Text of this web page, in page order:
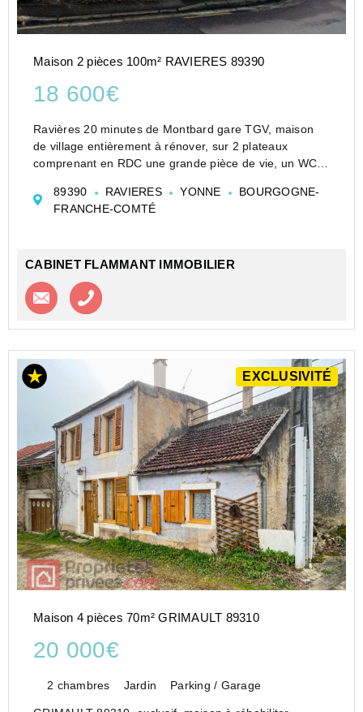
Maison 2 pièces 100m² RAVIERES 89390
18 600€
Ravières 20 minutes de Montbard gare TGV, maison
de village entièrement à rénover, sur 2 plateaux
comprenant en RDC une grande pièce de vie, un WC.
dessus.
une cave voutée pierre, un garage.
89390 RAVIERES YONNE
BOURGOGNE-
FRANCHE-COMTÉ
CABINET FLAMMANT IMMOBILIER
Contacter l'agence
EXCLUSIVITÉ
Maison 4 pièces 70m² GRIMAULT 89310
20 000€
2 chambres Jardin Parking / Garage